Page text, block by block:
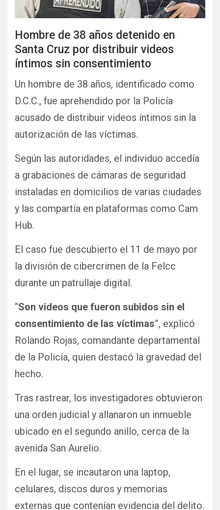
Hombre de 38 años detenido en
Santa Cruz por distribuir videos
íntimos sin consentimiento
Un hombre de 38 años, identificado como
D.C.C., fue aprehendido por la Policía
acusado de distribuir videos íntimos sin la
autorización de las víctimas.
Según las autoridades, el individuo accedía
a grabaciones de cámaras de seguridad
instaladas en domicilios de varias ciudades
y las compartía en plataformas como Cam
Hub.
El caso fue descubierto el 11 de mayo por
la división de cibercrimen de la Felcc
durante un patrullaje digital.
“Son videos que fueron subidos sin el
consentimiento de las víctimas”, explicó
Rolando Rojas, comandante departamental
de la Policía, quien destacó la gravedad del
hecho.
Tras rastrear, los investigadores obtuvieron
una orden judicial y allanaron un inmueble
ubicado en el segundo anillo, cerca de la
avenida San Aurelio.
En el lugar, se incautaron una laptop,
celulares, discos duros y memorias
externas que contenían evidencia del delito.